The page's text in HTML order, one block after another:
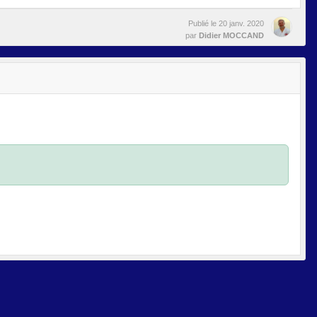
Publié le 20 janv. 2020
par Didier MOCCAND